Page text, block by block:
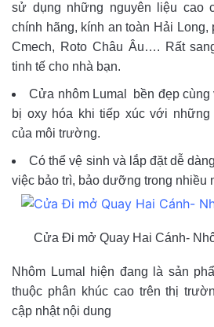
sử dụng những nguyên liệu cao
chính hãng, kính an toàn Hải
Cmech, Roto Châu Âu…. Rất
tinh tế cho nhà bạn.
Cửa nhôm Lumal bền đẹp
bị oxy hóa khi tiếp xúc với những
của môi trường.
Có thể vệ sinh và lắp đặt dễ
việc bảo trì, bảo dưỡng trong nhiều
Cửa Đi mở Quay Hai Cánh-
Nhôm Lumal hiện đang là sản
thuộc phân khúc cao trên thị
cập nhật nội dung